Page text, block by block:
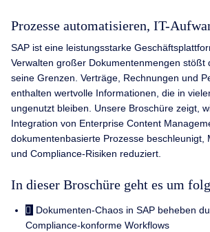
Prozesse automatisieren, IT-
SAP ist eine leistungsstarke
Verwalten großer Dokumentenmengen stößt
seine Grenzen. Verträge, Rechnungen und
enthalten wertvolle Informationen, die in
ungenutzt bleiben. Unsere Broschüre zeigt,
Integration von Enterprise Content
dokumentenbasierte Prozesse beschleunigt,
und Compliance-Risiken reduziert.
In dieser Broschüre geht es um
Dokumenten-Chaos in SAP beheben
Compliance-konforme Workflows